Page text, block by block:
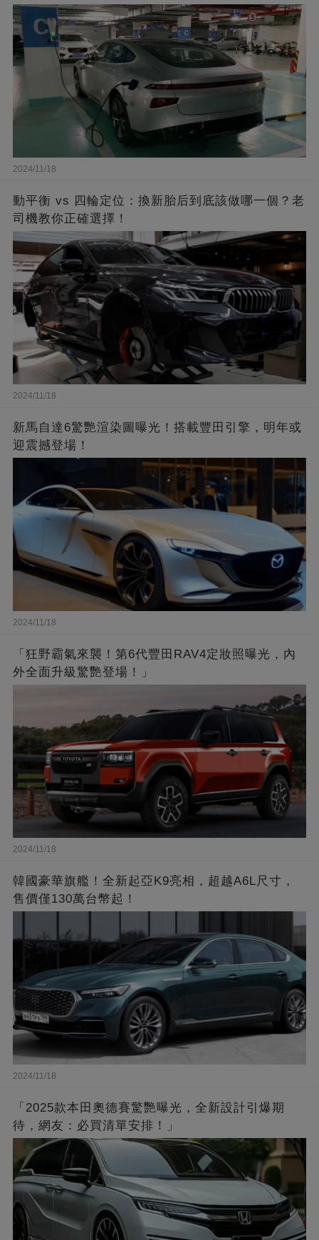
2024/11/18
動平衡 vs 四輪定位：換新胎后到底該做哪一個？老
司機教你正確選擇！
2024/11/18
新馬自達6驚艷渲染圖曝光！搭載豐田引擎，明年或
迎震撼登場！
2024/11/18
「狂野霸氣來襲！第6代豐田RAV4定妝照曝光，內
外全面升級驚艷登場！」
2024/11/18
韓國豪華旗艦！全新起亞K9亮相，超越A6L尺寸，
售價僅130萬台幣起！
2024/11/18
「2025款本田奧德賽驚艷曝光，全新設計引爆期
待，網友：必買清單安排！」